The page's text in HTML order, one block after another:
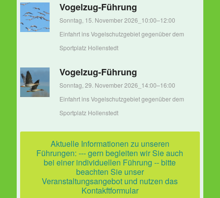
Vogelzug-Führung
Sonntag, 15. November 2026_10:00–12:00
Einfahrt ins Vogelschutzgebiet gegenüber dem
Sportplatz Hollenstedt
Vogelzug-Führung
Sonntag, 29. November 2026_14:00–16:00
Einfahrt ins Vogelschutzgebiet gegenüber dem
Sportplatz Hollenstedt
Aktuelle Informationen zu unseren
Führungen: --- gern begleiten wir Sie auch
bei einer individuellen Führung -- bitte
beachten Sie unser
Veranstaltungsangebot und nutzen das
Kontakftformular